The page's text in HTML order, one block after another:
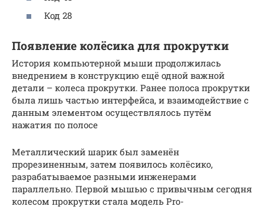
Код 28
Появление колёсика для прокрутки
История компьютерной мыши продолжилась
внедрением в конструкцию ещё одной важной
детали – колеса прокрутки. Ранее полоса прокрутки
была лишь частью интерфейса, и взаимодействие с
данным элементом осуществлялось путём
нажатия по полосе
Металлический шарик был заменён
прорезиненным, затем появилось колёсико,
разрабатываемое разными инженерами
параллельно. Первой мышью с привычным сегодня
колесом прокрутки стала модель Pro-